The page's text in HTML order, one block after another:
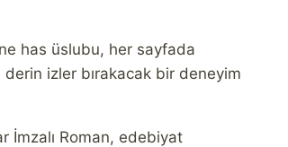
has üslubu, her sayfada
izler bırakacak bir deneyim
İmzalı Roman, edebiyat